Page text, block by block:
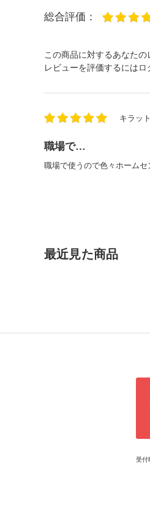
総合評価：
この商品に対するあなたの
レビューを評価するにはロ
キラッ
職場で…
職場で使うので色々ホーム
最近見た商品
受付